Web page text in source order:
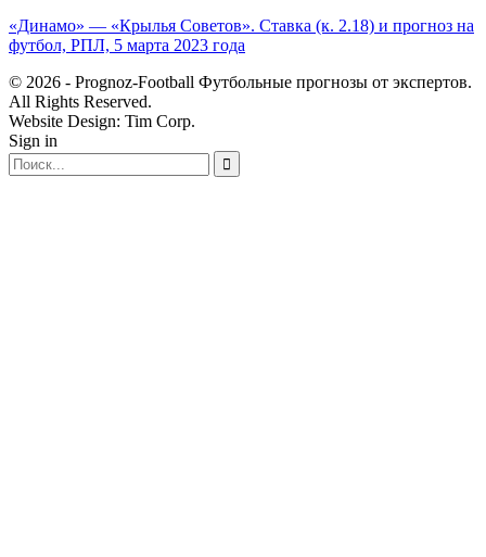
«Динамо» — «Крылья Советов». Ставка (к. 2.18) и прогноз на
футбол, РПЛ, 5 марта 2023 года
© 2026 - Prognoz-Football Футбольные прогнозы от экспертов.
All Rights Reserved.
Website Design: Tim Corp.
Sign in